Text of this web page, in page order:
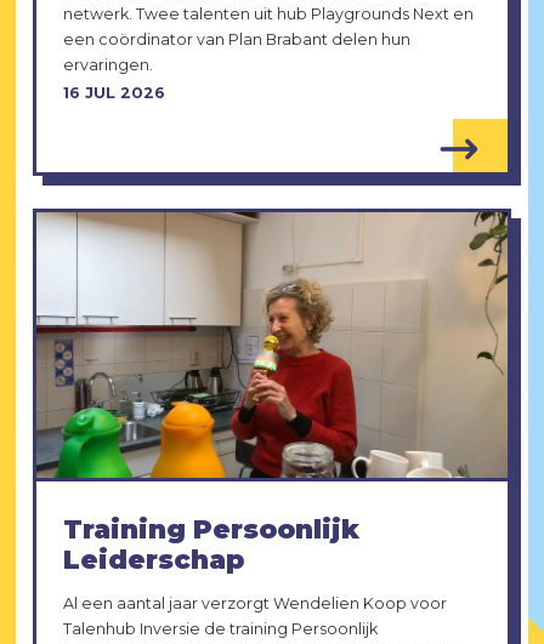
16 JUL 2026
netwerk. Twee talenten uit hub Playgrounds Next en
een coördinator van Plan Brabant delen hun
ervaringen.
Training Persoonlijk
Leiderschap
Al een aantal jaar verzorgt Wendelien Koop voor
Talenhub Inversie de training Persoonlijk